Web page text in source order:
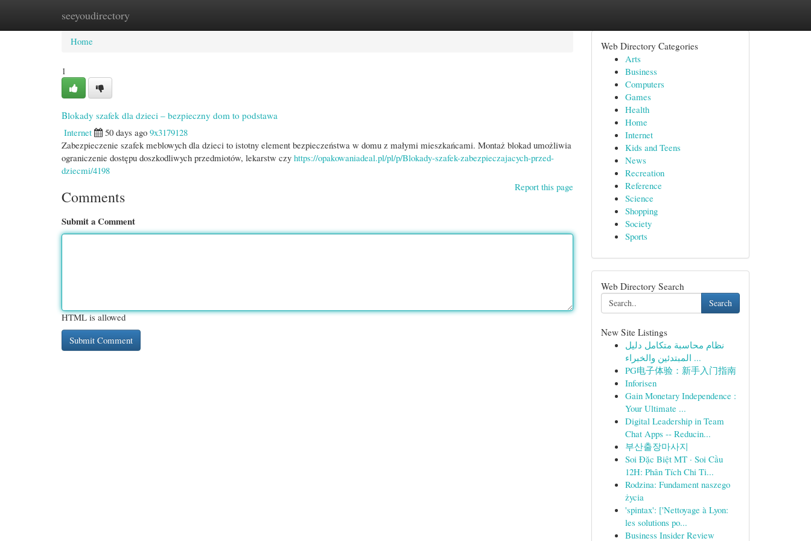
seeyoudirectory
Home New Site Listings
Home
1
Blokady szafek dla dzieci – bezpieczny dom to podstawa
Internet
50 days ago 9x3179128
Zabezpieczenie szafek meblowych dla dzieci to istotny element bezpieczeństwa w domu z małymi mieszkańcami. Montaż blokad umożliwia
ograniczenie dostępu doszkodliwych przedmiotów, lekarstw czy https://opakowaniadeal.pl/pl/p/Blokady-szafek-zabezpieczajacych-przed-
dziecmi/4198
Report this page
Comments
Submit a Comment
HTML is allowed
Web Directory Categories
Arts
Business
Computers
Games
Health
Home
Internet
Kids and Teens
News
Recreation
Reference
Science
Shopping
Society
Sports
Web Directory Search
Search
New Site Listings
نظام محاسبة متكامل دليل
المبتدئين والخبراء ...
PG电子体验：新手入门指南
Inforisen
Gain Monetary Independence :
Your Ultimate ...
Digital Leadership in Team
Chat Apps -- Reducin...
부산출장마사지
Soi Đặc Biệt MT · Soi Cầu
12H: Phân Tích Chi Ti...
Rodzina: Fundament naszego
życia
'spintax': ['Nettoyage à Lyon:
les solutions po...
Business Insider Review